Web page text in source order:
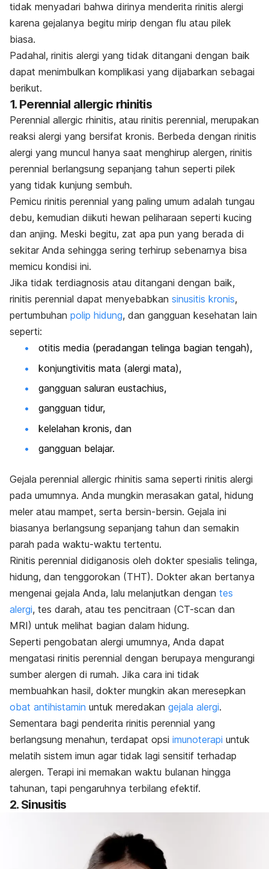
tidak menyadari bahwa dirinya menderita rinitis alergi
karena gejalanya begitu mirip dengan flu atau pilek
biasa.
Padahal, rinitis alergi yang tidak ditangani dengan baik
dapat menimbulkan komplikasi yang dijabarkan sebagai
berikut.
1. Perennial allergic rhinitis
Perennial allergic rhinitis, atau rinitis perennial, merupakan
reaksi alergi yang bersifat kronis. Berbeda dengan rinitis
alergi yang muncul hanya saat menghirup alergen, rinitis
perennial berlangsung sepanjang tahun seperti pilek
yang tidak kunjung sembuh.
Pemicu rinitis perennial yang paling umum adalah tungau
debu, kemudian diikuti hewan peliharaan seperti kucing
dan anjing. Meski begitu, zat apa pun yang berada di
sekitar Anda sehingga sering terhirup sebenarnya bisa
memicu kondisi ini.
Jika tidak terdiagnosis atau ditangani dengan baik,
rinitis perennial dapat menyebabkan sinusitis kronis,
pertumbuhan polip hidung, dan gangguan kesehatan lain
seperti:
otitis media (peradangan telinga bagian tengah),
konjungtivitis mata (alergi mata),
gangguan saluran eustachius,
gangguan tidur,
kelelahan kronis, dan
gangguan belajar.
Gejala perennial allergic rhinitis sama seperti rinitis alergi
pada umumnya. Anda mungkin merasakan gatal, hidung
meler atau mampet, serta bersin-bersin. Gejala ini
biasanya berlangsung sepanjang tahun dan semakin
parah pada waktu-waktu tertentu.
Rinitis perennial didiganosis oleh dokter spesialis telinga,
hidung, dan tenggorokan (THT). Dokter akan bertanya
mengenai gejala Anda, lalu melanjutkan dengan tes
alergi, tes darah, atau tes pencitraan (CT-scan dan
MRI) untuk melihat bagian dalam hidung.
Seperti pengobatan alergi umumnya, Anda dapat
mengatasi rinitis perennial dengan berupaya mengurangi
sumber alergen di rumah. Jika cara ini tidak
membuahkan hasil, dokter mungkin akan meresepkan
obat antihistamin untuk meredakan gejala alergi.
Sementara bagi penderita rinitis perennial yang
berlangsung menahun, terdapat opsi imunoterapi untuk
melatih sistem imun agar tidak lagi sensitif terhadap
alergen. Terapi ini memakan waktu bulanan hingga
tahunan, tapi pengaruhnya terbilang efektif.
2. Sinusitis